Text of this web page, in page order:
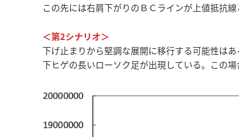
この先には右肩下がりのＢＣラインが上値抵抗
＜第2シナリオ＞
下げ止まりから堅調な展開に移行する可能性は
下ヒゲの長いローソク足が出現している。この場